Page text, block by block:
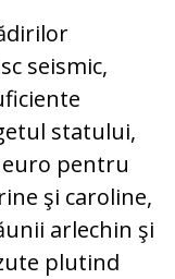
seismic,
statului,
euro pentru
şi caroline,
arlechin şi
plutind